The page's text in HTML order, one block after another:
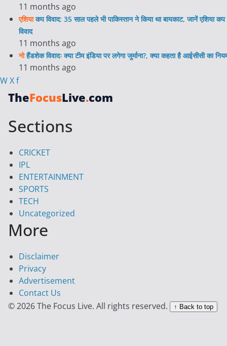
11 months ago
एशियाकप विवाद: 35 साल पहले भी पाकिस्तान ने किया था बायकाट, जानें एशिया
विवाद
11 months ago
नोहैंडशेक विवादः क्या टीम इंडिया पर लगेगा जुर्माना?, क्या कहता है आईसीसी का
11 months ago
WXf
TheFocusLive.com
Sections
CRICKET
IPL
ENTERTAINMENT
SPORTS
TECH
Uncategorized
More
Disclaimer
Privacy
Advertisement
Contact Us
© 2026 The Focus Live. All rights reserved.
↑ Back to top